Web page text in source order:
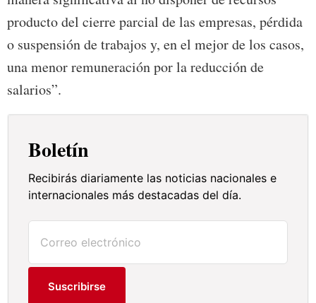
producto del cierre parcial de las empresas, pérdida
o suspensión de trabajos y, en el mejor de los casos,
una menor remuneración por la reducción de
salarios”.
Boletín
Recibirás diariamente las noticias nacionales e
internacionales más destacadas del día.
Suscribirse